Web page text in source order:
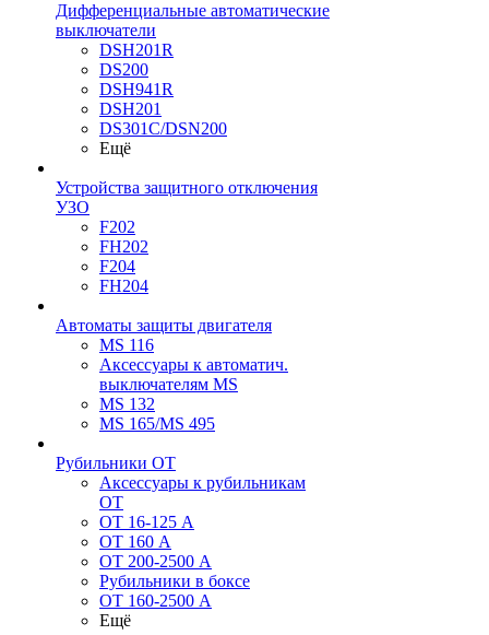
Дифференциальные автоматические
выключатели
DSH201R
DS200
DSH941R
DSH201
DS301C/DSN200
Ещё
Устройства защитного отключения
УЗО
F202
FH202
F204
FH204
Автоматы защиты двигателя
MS 116
Аксессуары к автоматич.
выключателям MS
MS 132
MS 165/MS 495
Рубильники ОТ
Аксессуары к рубильникам
OT
OT 16-125 А
OT 160 А
OT 200-2500 А
Рубильники в боксе
OT 160-2500 А
Ещё